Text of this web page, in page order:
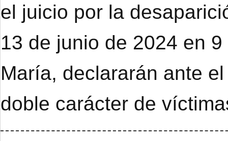
el juicio por la
13 de junio de 2024 en
María, declararán ante
doble carácter de